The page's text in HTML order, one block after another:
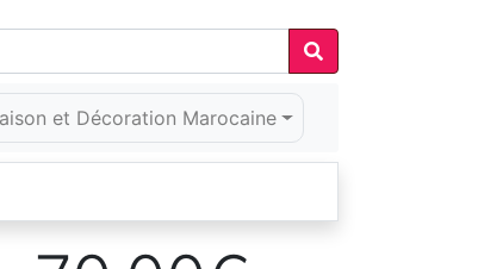
et Décoration Marocaine